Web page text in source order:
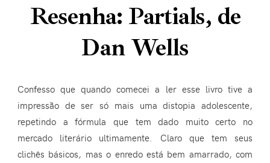
Resenha: Partials, de
Dan Wells
Confesso que quando comecei a ler esse livro tive a
impressão de ser só mais uma distopia adolescente,
repetindo a fórmula que tem dado muito certo no
mercado literário ultimamente. Claro que tem seus
clichês básicos, mas o enredo está bem amarrado, com